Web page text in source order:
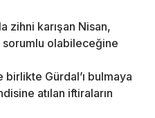
zihni karışan Nisan,
sorumlu olabileceğine
Gürdal’ı bulmaya
atılan iftiraların